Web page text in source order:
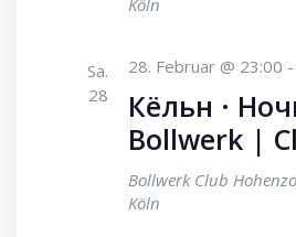
Köln
Sa.
28
Кёльн ·
Bollwerk |
28. Februar @ 23:00 -
Bollwerk Club
Köln